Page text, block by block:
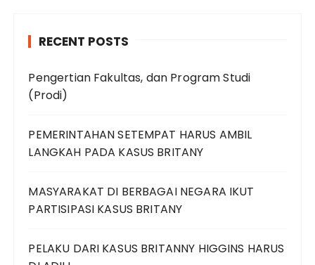
RECENT POSTS
Pengertian Fakultas, dan Program Studi
(Prodi)
PEMERINTAHAN SETEMPAT HARUS AMBIL
LANGKAH PADA KASUS BRITANY
MASYARAKAT DI BERBAGAI NEGARA IKUT
PARTISIPASI KASUS BRITANY
PELAKU DARI KASUS BRITANNY HIGGINS HARUS